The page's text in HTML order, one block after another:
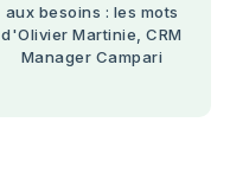
aux besoins : les mots
d'Olivier Martinie, CRM
Manager Campari